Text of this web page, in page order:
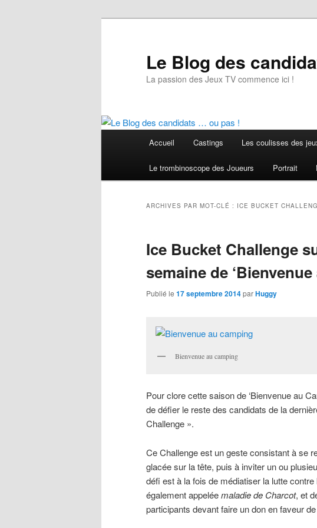
Le Blog des
La passion des Jeux TV commence ici !
Accueil Castings Les coulisses des
Le trombinoscope des Joueurs Portrait
ARCHIVES PAR MOT-CLÉ : ICE BUCKET
Ice Bucket Challenge
semaine de
Publié le 17 septembre 2014parHuggy
Bienvenue au camping
Pour clore cette saison de ‘Bienvenue au
de défier le reste des candidats de la
Challenge ».
Ce Challengeest un geste consistant à se
glacée sur la tête, puis à inviter un ou
défi est à la fois de médiatiser la lutte
également appeléemaladie de Charcot, et
participants devant faire un don en faveur